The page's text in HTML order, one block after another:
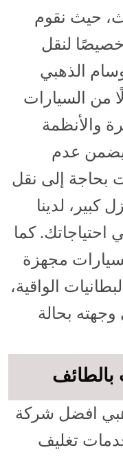
حيث نقوم
لنقل
الذهبي
من السيارات
والأنظمة
يضمن عدم
بحاجة إلى نقل
لدينا
احتياجاتك. كما
مجهزة
الواقية،
بحالة
بالطائف
افضل شركة
تغليف